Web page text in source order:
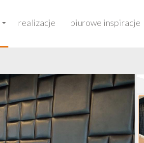
realizacje biurowe inspiracje